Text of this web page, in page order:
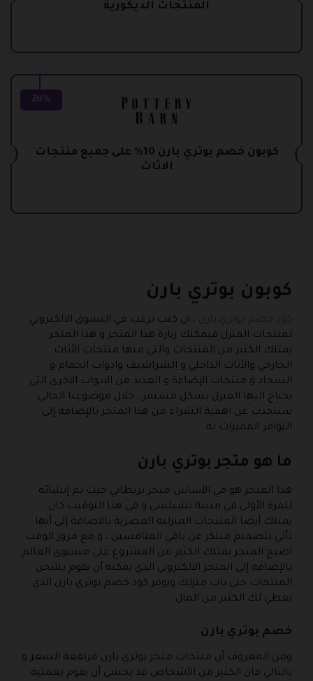
المنتجات الديكورية
20%
كوبون خصم بوتري بارن 10% على جميع منتجات
الاثاث
كوبون بوتري بارن
كود خصم بوتري بارن ، ان كنت ترغب في التسوق الالكتروني
لمنتجات المنزل فيمكنك زيارة هذا المتجر و هذا المتجر
يمتلك الكثير من المنتجات والتي منها منتجات الأثاث
الخارجي والأثاث الداخلي و الشراشيف وادوات الحمام و
السجاد و منتجات الإضاءة و العديد من الادوات الاخرى التي
يحتاج اليها المنزل بشكل مستمر ، خلال موضوعنا الحالي
سنتحدث عن اهمية الشراء من هذا المتجر بالإضافة إلى
التوافر المميزات به .
ما هو متجر بوتري بارن
هذا المتجر هو في الأساس متجر بريطاني حيث تم إنشائه
للمرة الأولى في مدينة تشيلسي و في هذا التوقيت كان
يمتلك أيضا المنتجات المنزلية العصرية بالاضافة إلى أنها
تأتي بتصميم مبتكر عن باقي المنافسين ، و مع مرور الوقت
اصبح المتجر يمتلك الكثير من المشروع على مستوى العالم
بالإضافة إلى المتجر الالكتروني الذي يمكنه أن يقوم بشحن
المنتجات حتى باب منزلك ويوفر كود خصم بوتري بارن الذي
يعطي لك الكثير من المال.
خصم بوتري بارن
ومن المعروف أن منتجات متجر بوتري بارن مرتفعة السعر و
بالتالي فان الكثير من الأشخاص قد يخشى أن يقوم بعملية